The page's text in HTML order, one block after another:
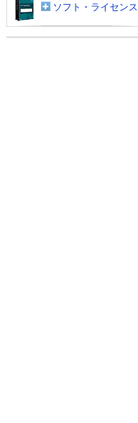
ソフト・ライセンス